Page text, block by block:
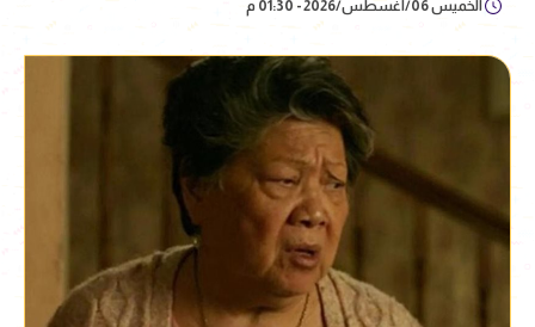
الخميس 06/أغسطس/2026 - 01:30 م